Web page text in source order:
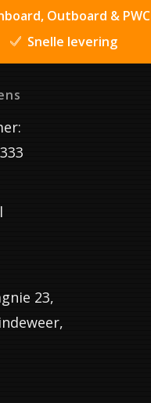
Outboard & PWC
Snelle levering
23,